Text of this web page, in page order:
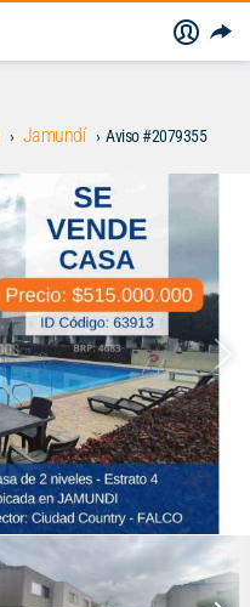
Jamundí Aviso #2079355